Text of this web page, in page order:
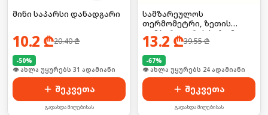
მინი საპარსი დანადგარი
10.2 ₾20.40₾
-50%
🛒 ბოლო 24სთ-ში იყიდა 46-მა
შეკვეთა
გადახდა მიღებისას
სამზარეულოს
თერმომეტრი, ზეთის
ტემპერატურის საზომი
ელემენტზე
13.2 ₾39.55₾
-67%
🛒 ბოლო 24სთ-ში იყიდა 31-მა
შეკვეთა
გადახდა მიღებისას